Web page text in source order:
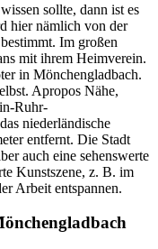
sollte, dann ist es
hier nämlich von der
Im großen
mit ihrem Heimverein.
in Mönchengladbach.
Apropos Nähe,
Ruhr-
niederländische
entfernt. Die Stadt
auch eine sehenswerte
Kunstszene, z. B. im
Arbeit entspannen.